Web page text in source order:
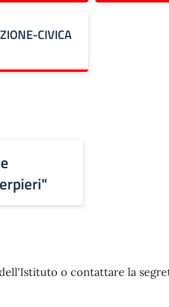
CIVICA
CIVICA
o contattare la